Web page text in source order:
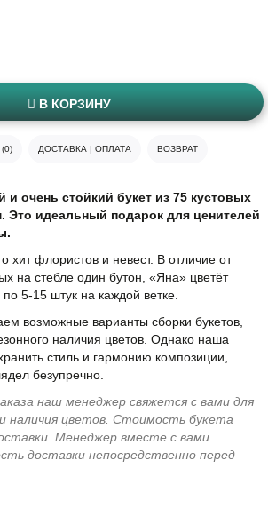
В КОРЗИНУ
ДОСТАВКА | ОПЛАТА ВОЗВРАТ
очень стойкий букет из 75 кустовых
Это идеальный подарок для ценителей
флористов и невест. В отличие от
на стебле один бутон, «Яна» цветёт
5-15 штук на каждой ветке.
возможные варианты сборки букетов,
наличия цветов. Однако наша
стиль и гармонию композиции,
безупречно.
наш менеджер свяжется с вами для
наличия цветов. Стоимость букета
Менеджер вместе с вами
доставки непосредственно перед